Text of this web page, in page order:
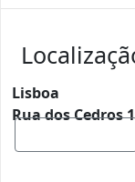
Lisboa
Rua dos Cedros